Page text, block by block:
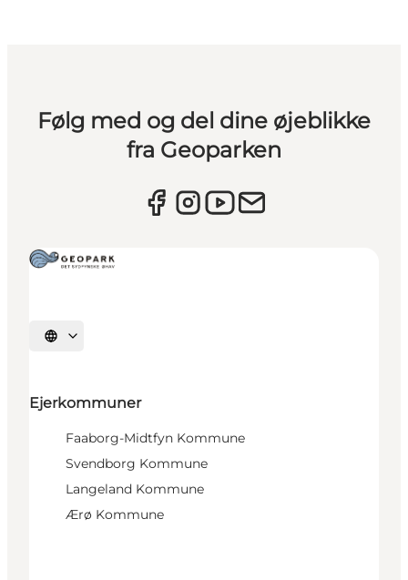
Følg med og del dine øjeblikke
fra Geoparken
Vælg sprog
Ejerkommuner
Faaborg-Midtfyn Kommune
Svendborg Kommune
Langeland Kommune
Ærø Kommune